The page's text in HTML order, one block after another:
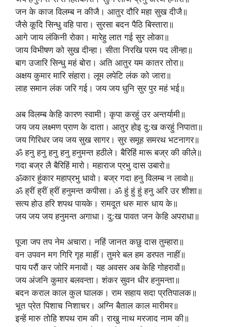
जन के काज विलम्ब न कीजै। आतुर दौरि महा सुख दीजै॥
जैसे कूदि सिन्धु वहि पारा। सुरसा बदन पैठि बिस्तारा॥
आगे जाय लंकिनी रोका। मारेहु लात गई सुर लोका॥
जाय विभीषण को सुख दीन्हा। सीता निरखि परम पद लीन्हा॥
बाग उजारि सिन्धु महं बोरा। अति आतुर यम कातर तोरा॥
अक्षय कुमार मारि संहारा। लूम लपेटि लंक को जारा॥
लाह समान लंक जरि गई। जय जय धुनि सुर पुर महं भई॥
अब विलम्ब केहि कारण स्वामी। कृपा करहुं उर अन्तर्यामी॥
जय जय लक्ष्मण प्राण के दाता। आतुर होइ दु:ख करहुं निपाता॥
जय गिरिधर जय जय सुख सागर। सुर समूह समरथ भटनागर॥
ॐ हनु हनु हनु हनु हनुमन्त हठीले। बैरिहिं मारू बज्र की कीले॥
गदा बज्र लै बैरिहिं मारो। महाराज प्रभु दास उबारो॥
ॐकार हुंकार महाप्रभु धावो। बज्र गदा हनु विलम्ब न लावो॥
ॐ ह्रीं ह्रीं ह्रीं हनुमन्त कपीसा। ॐ हुं हुं हुं हनु अरि उर शीशा॥
सत्य होउ हरि शपथ पायके। रामदूत धरु मारु धाय के॥
जय जय जय हनुमन्त अगाधा। दु:ख पावत जन केहि अपराधा॥
पूजा जप तप नेम अचारा। नहिं जानत कछु दास तुम्हारा॥
वन उपवन मग गिरि गृह माहीं। तुमरे बल हम डरपत नाहीं॥
पाय परौं कर जोरि मनावों। यह अवसर अब केहि गोहरावों॥
जय अंजनि कुमार बलवन्ता। शंकर सुवन धीर हनुमन्ता॥
बदन कराल काल कुल घालक। राम सहाय सदा प्रतिपालक॥
भूत प्रेत पिशाच निशाचर। अग्नि बैताल काल मारीमर॥
इन्हें मारु तोहि शपथ राम की। राखु नाथ मरजाद नाम की॥